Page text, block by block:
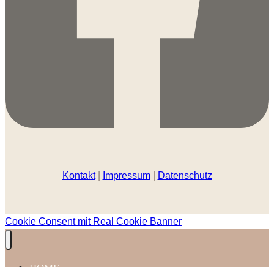
Kontakt| Impressum| Datenschutz
Cookie Consent mit Real Cookie Banner